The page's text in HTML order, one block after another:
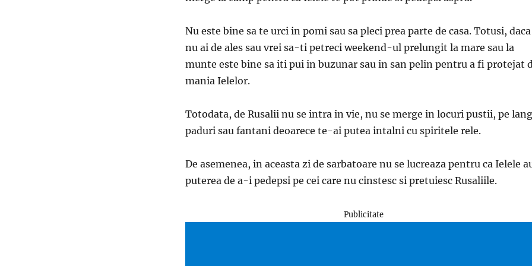
Nu este bine sa te urci in pomi sau sa pleci prea parte de casa. Totusi, daca
nu ai de ales sau vrei sa-ti petreci weekend-ul prelungit la mare sau la
munte este bine sa iti pui in buzunar sau in san pelin pentru a fi protejat
mania Ielelor.
Totodata, de Rusalii nu se intra in vie, nu se merge in locuri pustii, pe
paduri sau fantani deoarece te-ai putea intalni cu spiritele rele.
De asemenea, in aceasta zi de sarbatoare nu se lucreaza pentru ca Ielele
puterea de a-i pedepsi pe cei care nu cinstesc si pretuiesc Rusaliile.
Publicitate